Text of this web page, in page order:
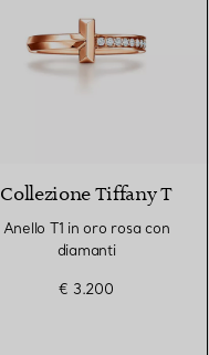
Collezione Tiffany T
Anello T1 in oro rosa con
diamanti
€ 3.200